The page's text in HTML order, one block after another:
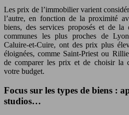
Les prix de l’immobilier varient
l’autre, en fonction de la proximité
biens, des services proposés et de la
communes les plus proches de
Caluire-et-Cuire, ont des prix plus
éloignées, comme Saint-Priest ou
de comparer les prix et de choisir la
votre budget.
Focus sur les types de biens :
studios…